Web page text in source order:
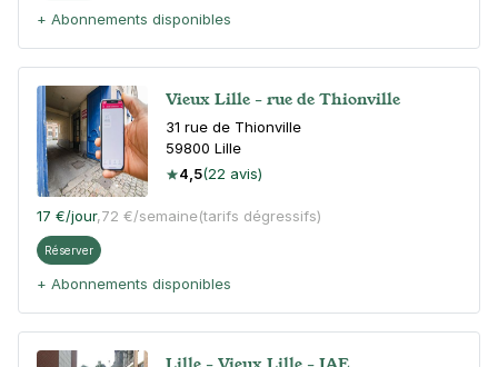
+ Abonnements disponibles
Vieux Lille - rue de Thionville
31 rue de Thionville
59800 Lille
4,5(22 avis)
17 €/jour,72 €/semaine(tarifs dégressifs)
Réserver
+ Abonnements disponibles